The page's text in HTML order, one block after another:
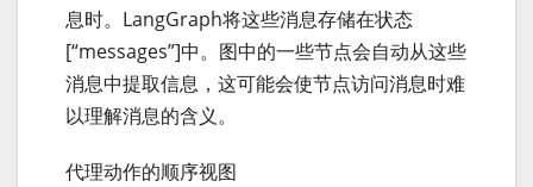
息时。LangGraph将这些消息存储在状态
[“messages”]中。图中的一些节点会自动从这些
消息中提取信息，这可能会使节点访问消息时难
以理解消息的含义。
代理动作的顺序视图